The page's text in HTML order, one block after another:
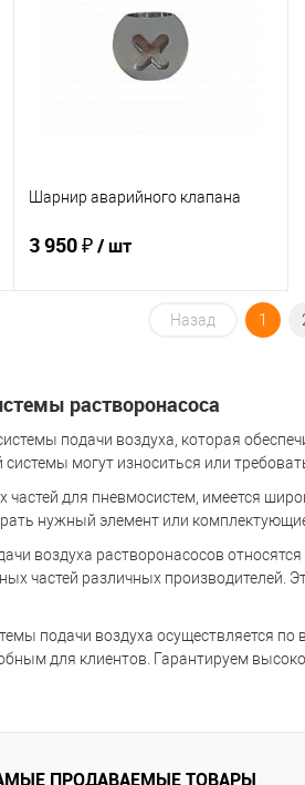
Купить в 1 клик
В избранное
В наличии
Шарнир аварийного клапана
3 950 ₽/ шт
Купить в 1 клик
К сравнению
В избранное
В наличии
Назад 1
растворонасоса
подачи воздуха, которая
могут износиться или
для пневмосистем, имеется
нужный элемент или
воздуха растворонасосов
частей различных производителей.
подачи воздуха осуществляется
для клиентов. Гарантируем
ПРОДАВАЕМЫЕ ТОВАРЫ